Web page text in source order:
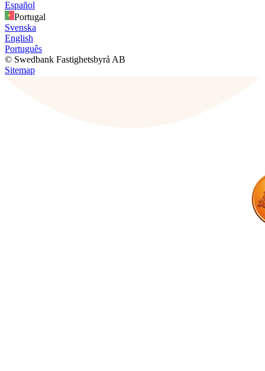
Español
Portugal
Svenska
English
Português
© Swedbank Fastighetsbyrå AB
Sitemap